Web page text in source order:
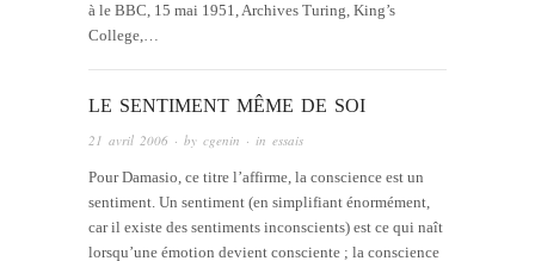
à le BBC, 15 mai 1951, Archives Turing, King’s
College,…
LE SENTIMENT MÊME DE SOI
21 avril 2006 · by cgenin · in essais
Pour Damasio, ce titre l’affirme, la conscience est un
sentiment. Un sentiment (en simplifiant énormément,
car il existe des sentiments inconscients) est ce qui naît
lorsqu’une émotion devient consciente ; la conscience